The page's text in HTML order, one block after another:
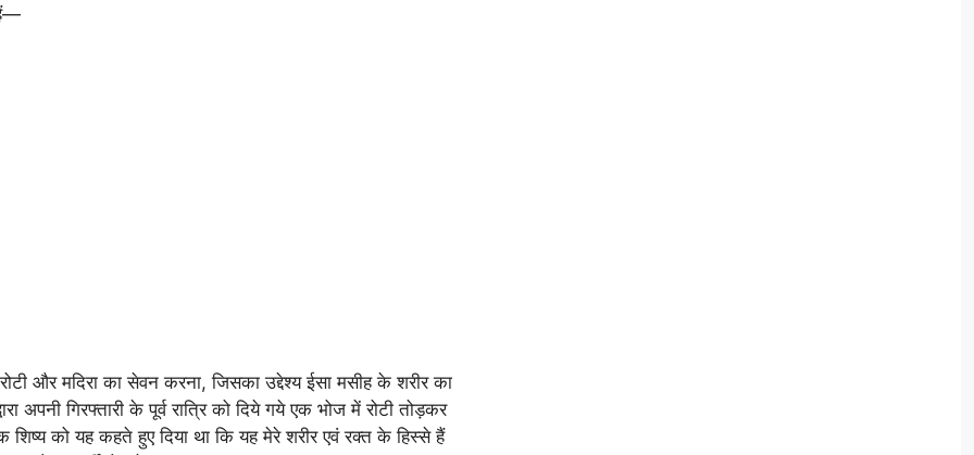
और मदिरा का सेवन करना, जिसका उद्देश्य ईसा मसीह के शरीर का
अपनी गिरफ्तारी के पूर्व रात्रि को दिये गये एक भोज में रोटी तोड़कर
को यह कहते हुए दिया था कि यह मेरे शरीर एवं रक्त के हिस्से हैं